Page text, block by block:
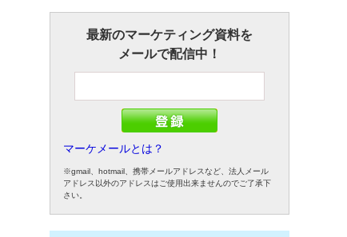
最新のマーケティング資料を
メールで配信中！
マーケメールとは？
※gmail、hotmail、携帯メールアドレスなど、法人メール
アドレス以外のアドレスはご使用出来ませんのでご了承下
さい。